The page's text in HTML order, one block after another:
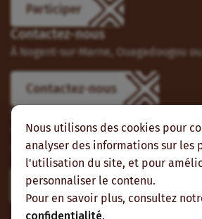
Nous utilisons des cookies pour
analyser des informations sur les
l'utilisation du site, et pour
personnaliser le contenu.
Pour en savoir plus, consultez
confidentialité.
Participer
Contactez-nous
À Nogent-sur-Marne, Ouagadougou
Contactez-nous
Suivez-nous
Vous pouvez aussi vous abonner à
suivre sur les réseaux sociaux.